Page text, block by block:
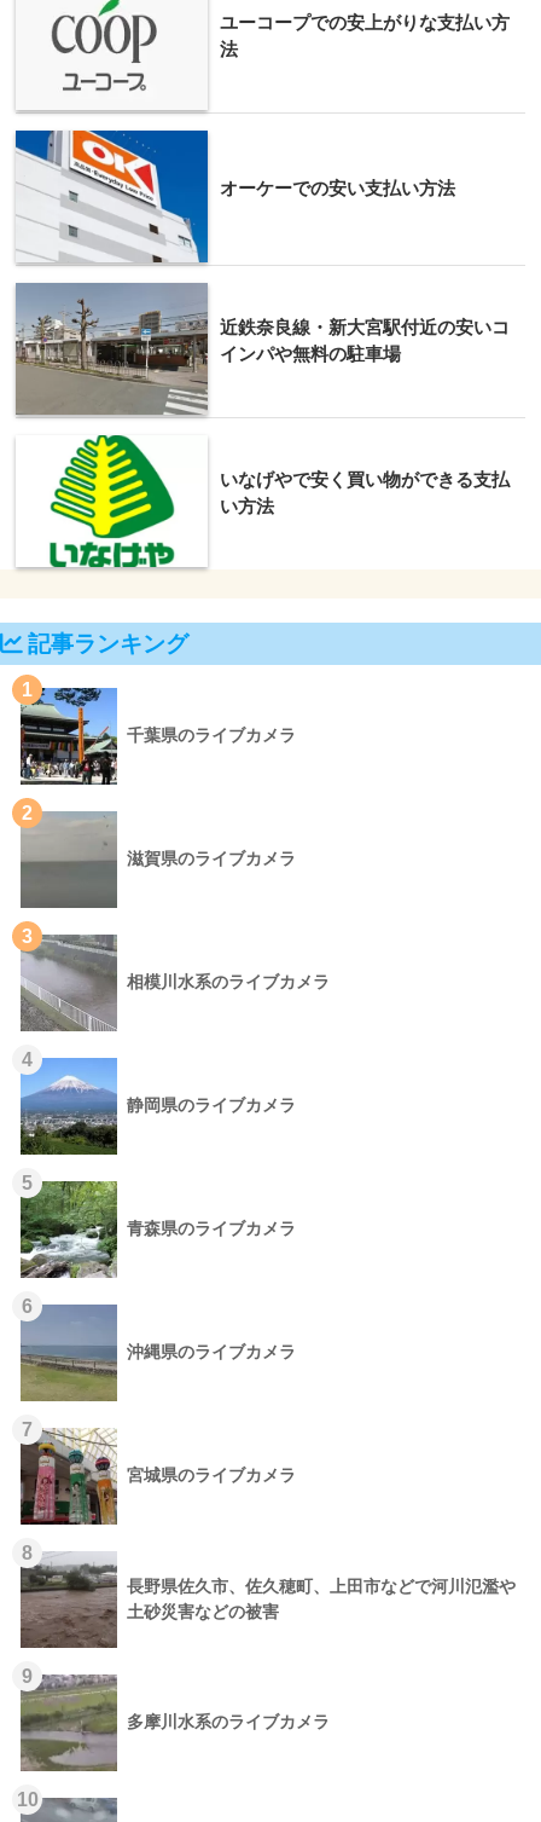
ユーコープでの安上がりな支払い方
法
オーケーでの安い支払い方法
近鉄奈良線・新大宮駅付近の安いコ
インパや無料の駐車場
いなげやで安く買い物ができる支払
い方法
記事ランキング
1
千葉県のライブカメラ
2
滋賀県のライブカメラ
3
相模川水系のライブカメラ
4
静岡県のライブカメラ
5
青森県のライブカメラ
6
沖縄県のライブカメラ
7
宮城県のライブカメラ
8
長野県佐久市、佐久穂町、上田市などで河川氾濫や
土砂災害などの被害
9
多摩川水系のライブカメラ
10